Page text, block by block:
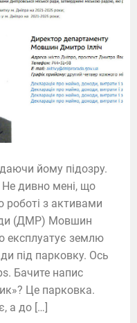
даючи йому підозру.
Не дивно мені, що
роботі з активами
(ДМР) Мовшин
експлуатує землю
під парковку. Ось
Бачите напис
Це парковка.
а до […]